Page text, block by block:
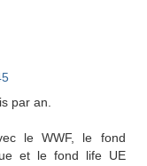
par an.
le WWF, le fond
et le fond life UE